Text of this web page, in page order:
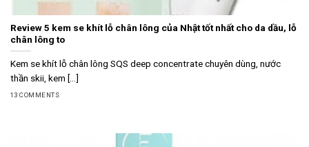
Review 5 kem se khít lỗ chân lông của Nhật tốt nhất cho da dầu, lỗ
chân lông to
Kem se khít lỗ chân lông SQS deep concentrate chuyên dùng, nước
thần skii, kem [...]
13 COMMENTS